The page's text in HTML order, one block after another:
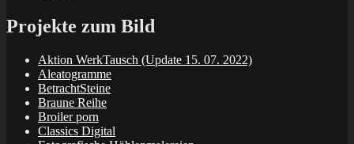
Projekte zum Bild
Aktion WerkTausch (Update 15. 07. 2022)
Aleatogramme
BetrachtSteine
Braune Reihe
Broiler porn
Classics Digital